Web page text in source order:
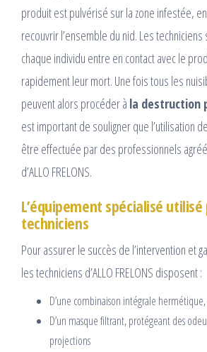
produit est pulvérisé sur la zone infestée,
recouvrir l’ensemble du nid. Les techniciens
chaque individu entre en contact avec le
rapidement leur mort. Une fois tous les
peuvent alors procéder à la destruction
est important de souligner que l’utilisation
être effectuée par des professionnels
d’ALLO FRELONS.
L’équipement spécialisé utilisé
techniciens
Pour assurer le succès de l’intervention et
les techniciens d’ALLO FRELONS disposent :
D’une combinaison intégrale
D’un masque filtrant, protégeant des
projections